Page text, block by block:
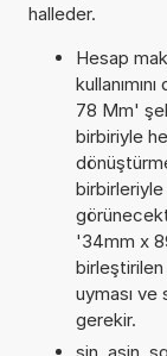
halleder.
Hesap
78 Mm'
birbiriyle
'34mm x
uyması
gerekir.
sin, asin,